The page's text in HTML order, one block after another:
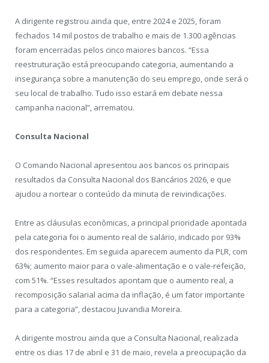
A dirigente registrou ainda que, entre 2024 e 2025, foram
fechados 14 mil postos de trabalho e mais de 1.300 agências
foram encerradas pelos cinco maiores bancos. “Essa
reestruturação está preocupando categoria, aumentando a
insegurança sobre a manutenção do seu emprego, onde será o
seu local de trabalho. Tudo isso estará em debate nessa
campanha nacional”, arrematou.
Consulta Nacional
O Comando Nacional apresentou aos bancos os principais
resultados da Consulta Nacional dos Bancários 2026, e que
ajudou a nortear o conteúdo da minuta de reivindicações.
Entre as cláusulas econômicas, a principal prioridade apontada
pela categoria foi o aumento real de salário, indicado por 93%
dos respondentes. Em seguida aparecem aumento da PLR, com
63%; aumento maior para o vale-alimentação e o vale-refeição,
com 51%. “Esses resultados apontam que o aumento real, a
recomposição salarial acima da inflação, é um fator importante
para a categoria”, destacou Juvandia Moreira.
A dirigente mostrou ainda que a Consulta Nacional, realizada
entre os dias 17 de abril e 31 de maio, revela a preocupação da